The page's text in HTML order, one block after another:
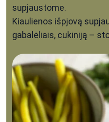
supjaustome.
Kiaulienos išpjovą
gabalėliais, cukiniją –